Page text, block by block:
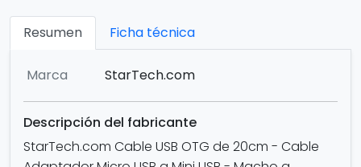
Resumen Ficha técnica
Marca StarTech.com
Descripción del fabricante
StarTech.com Cable USB OTG de 20cm - Cable